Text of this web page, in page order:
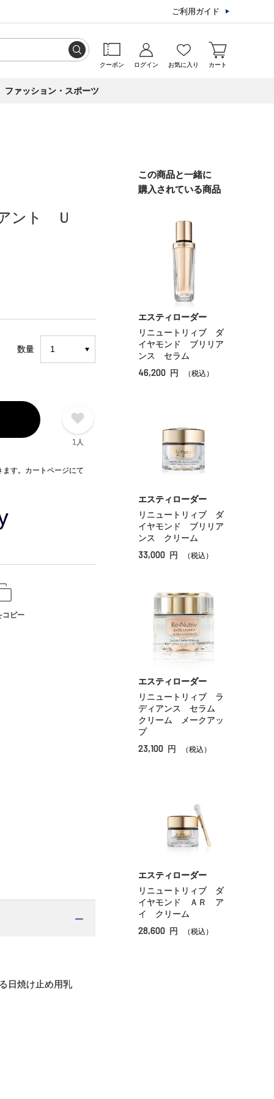
ご利用ガイド
クーポン ログイン お気に入り カート
ファッション・スポーツ
ント Ｕ
数量
1人
す。カートページにて
コピー
日焼け止め用乳
この商品と一緒に
購入されている商品
エスティローダー
リニュートリィブ ダ
イヤモンド ブリリア
ンス セラム
46,200 円 （税込）
エスティローダー
リニュートリィブ ダ
イヤモンド ブリリア
ンス クリーム
33,000 円 （税込）
エスティローダー
リニュートリィブ ラ
ディアンス セラム
クリーム メークアッ
プ
23,100 円 （税込）
エスティローダー
リニュートリィブ ダ
イヤモンド ＡＲ ア
イ クリーム
28,600 円 （税込）